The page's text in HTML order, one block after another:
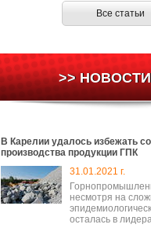
Все статьи
>> НОВОСТИ
В Карелии удалось избежать
производства продукции ГПК
31.01.2021 г.
несмотря на
осталась в